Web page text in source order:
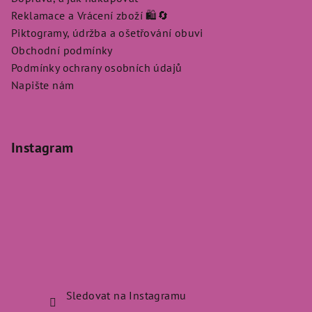
Reklamace a Vrácení zboží 🛍️🔄
Piktogramy, údržba a ošetřování obuvi
Obchodní podmínky
Podmínky ochrany osobních údajů
Napište nám
Instagram
Sledovat na Instagramu